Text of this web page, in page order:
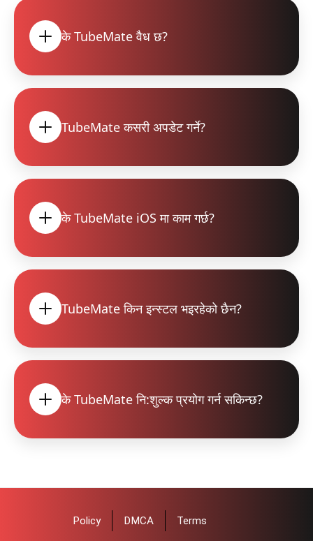
के TubeMate वैध छ?
TubeMate कसरी अपडेट गर्ने?
के TubeMate iOS मा काम गर्छ?
TubeMate किन इन्स्टल भइरहेको छैन?
के TubeMate नि:शुल्क प्रयोग गर्न सकिन्छ?
Policy DMCA Terms